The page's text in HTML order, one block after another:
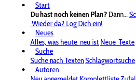
Start
Du hast noch keinen Plan? Dann...
Wieder da? Log Dich ein!
Neues
Alles, was heute neu ist Neue Texte
Suche
Suche nach TextenSchlagwortsuche
Autoren